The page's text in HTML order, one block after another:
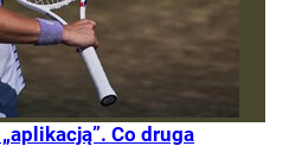
Co druga